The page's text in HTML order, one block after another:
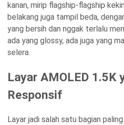
kanan, mirip flagship-flagship
belakang juga tampil beda,
yang bersih dan nggak terlalu
ada yang glossy, ada juga yang
selera.
Layar AMOLED 1.5K
Responsif
Layar jadi salah satu bagian